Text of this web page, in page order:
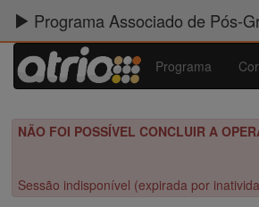
Programa Associado de Pós-
Programa
NÃO FOI POSSÍVEL CONCLUIR A
Sessão indisponível (expirada por